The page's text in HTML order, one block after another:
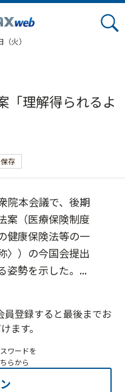
火）
「理解得られるよ
保存
院本会議で、後期
案（医療保険制度
健康保険法等の一
〉）の今国会提出
姿勢を示した。...
員登録すると最後までお
ます。
ワードを
らから